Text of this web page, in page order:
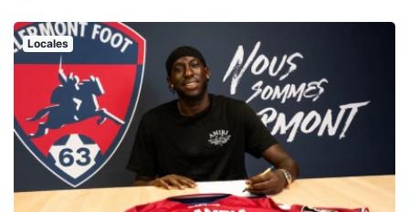
Locales